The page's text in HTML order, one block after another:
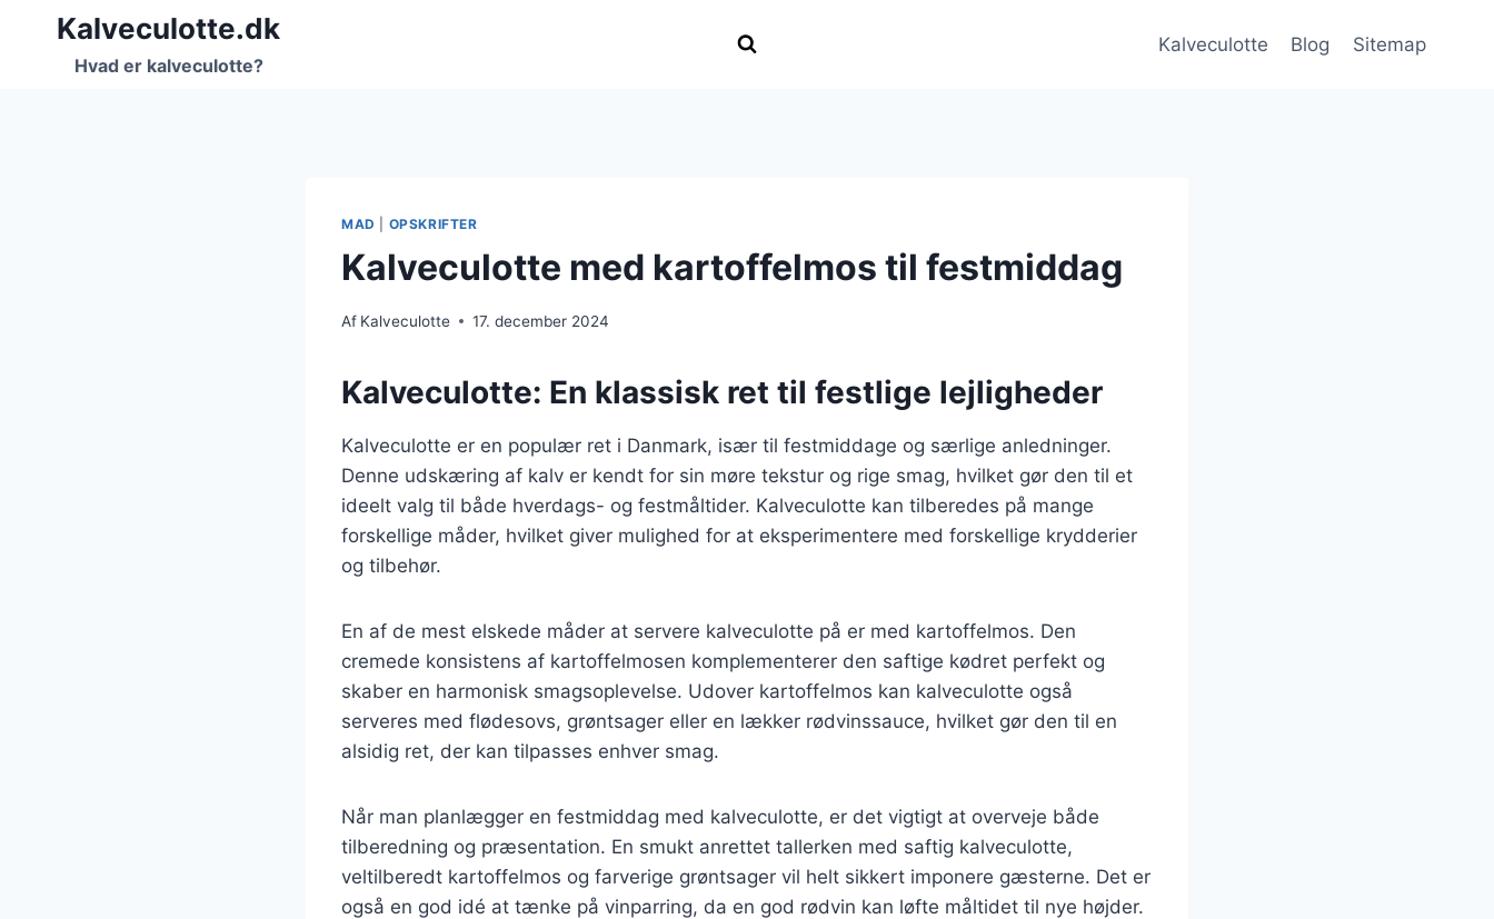
FortsætKalveculotte.dk
Hvad er kalveculotte?
Kalveculotte Blog Sitemap
MAD OPSKRIFTER
Kalveculotte med kartoffelmos til festmiddag
Af Kalveculotte 17. december 2024
Kalveculotte: En klassisk ret til festlige lejligheder
Kalveculotte er en populær ret i Danmark, især til festmiddage og særlige anledninger.
Denne udskæring af kalv er kendt for sin møre tekstur og rige smag, hvilket gør den til et
ideelt valg til både hverdags- og festmåltider. Kalveculotte kan tilberedes på mange
forskellige måder, hvilket giver mulighed for at eksperimentere med forskellige krydderier
og tilbehør.
En af de mest elskede måder at servere kalveculotte på er med kartoffelmos. Den
cremede konsistens af kartoffelmosen komplementerer den saftige kødret perfekt og
skaber en harmonisk smagsoplevelse. Udover kartoffelmos kan kalveculotte også
serveres med flødesovs, grøntsager eller en lækker rødvinssauce, hvilket gør den til en
alsidig ret, der kan tilpasses enhver smag.
Når man planlægger en festmiddag med kalveculotte, er det vigtigt at overveje både
tilberedning og præsentation. En smukt anrettet tallerken med saftig kalveculotte,
veltilberedt kartoffelmos og farverige grøntsager vil helt sikkert imponere gæsterne. Det er
også en god idé at tænke på vinparring, da en god rødvin kan løfte måltidet til nye højder.